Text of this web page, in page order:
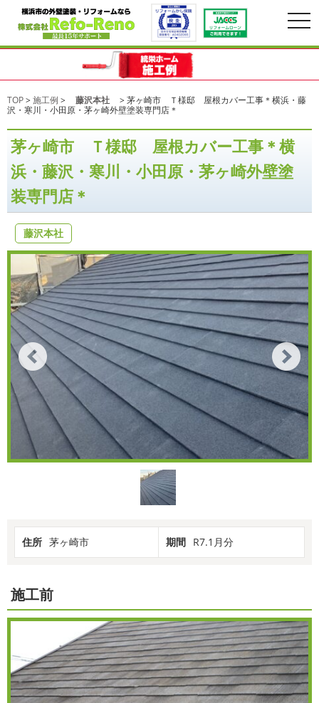
TOP>施工例 > 藤沢本社 >茅ヶ崎市 Ｔ様邸 屋根カバー工事＊横浜・藤
沢・寒川・小田原・茅ヶ崎外壁塗装専門店＊
茅ヶ崎市 Ｔ様邸 屋根カバー工事＊横
浜・藤沢・寒川・小田原・茅ヶ崎外壁塗
装専門店＊
藤沢本社
住所 茅ヶ崎市 期間 R7.1月分
施工前